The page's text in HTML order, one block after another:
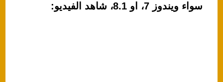
سواء ويندوز 7، او 8.1، شاهد الفيديو: